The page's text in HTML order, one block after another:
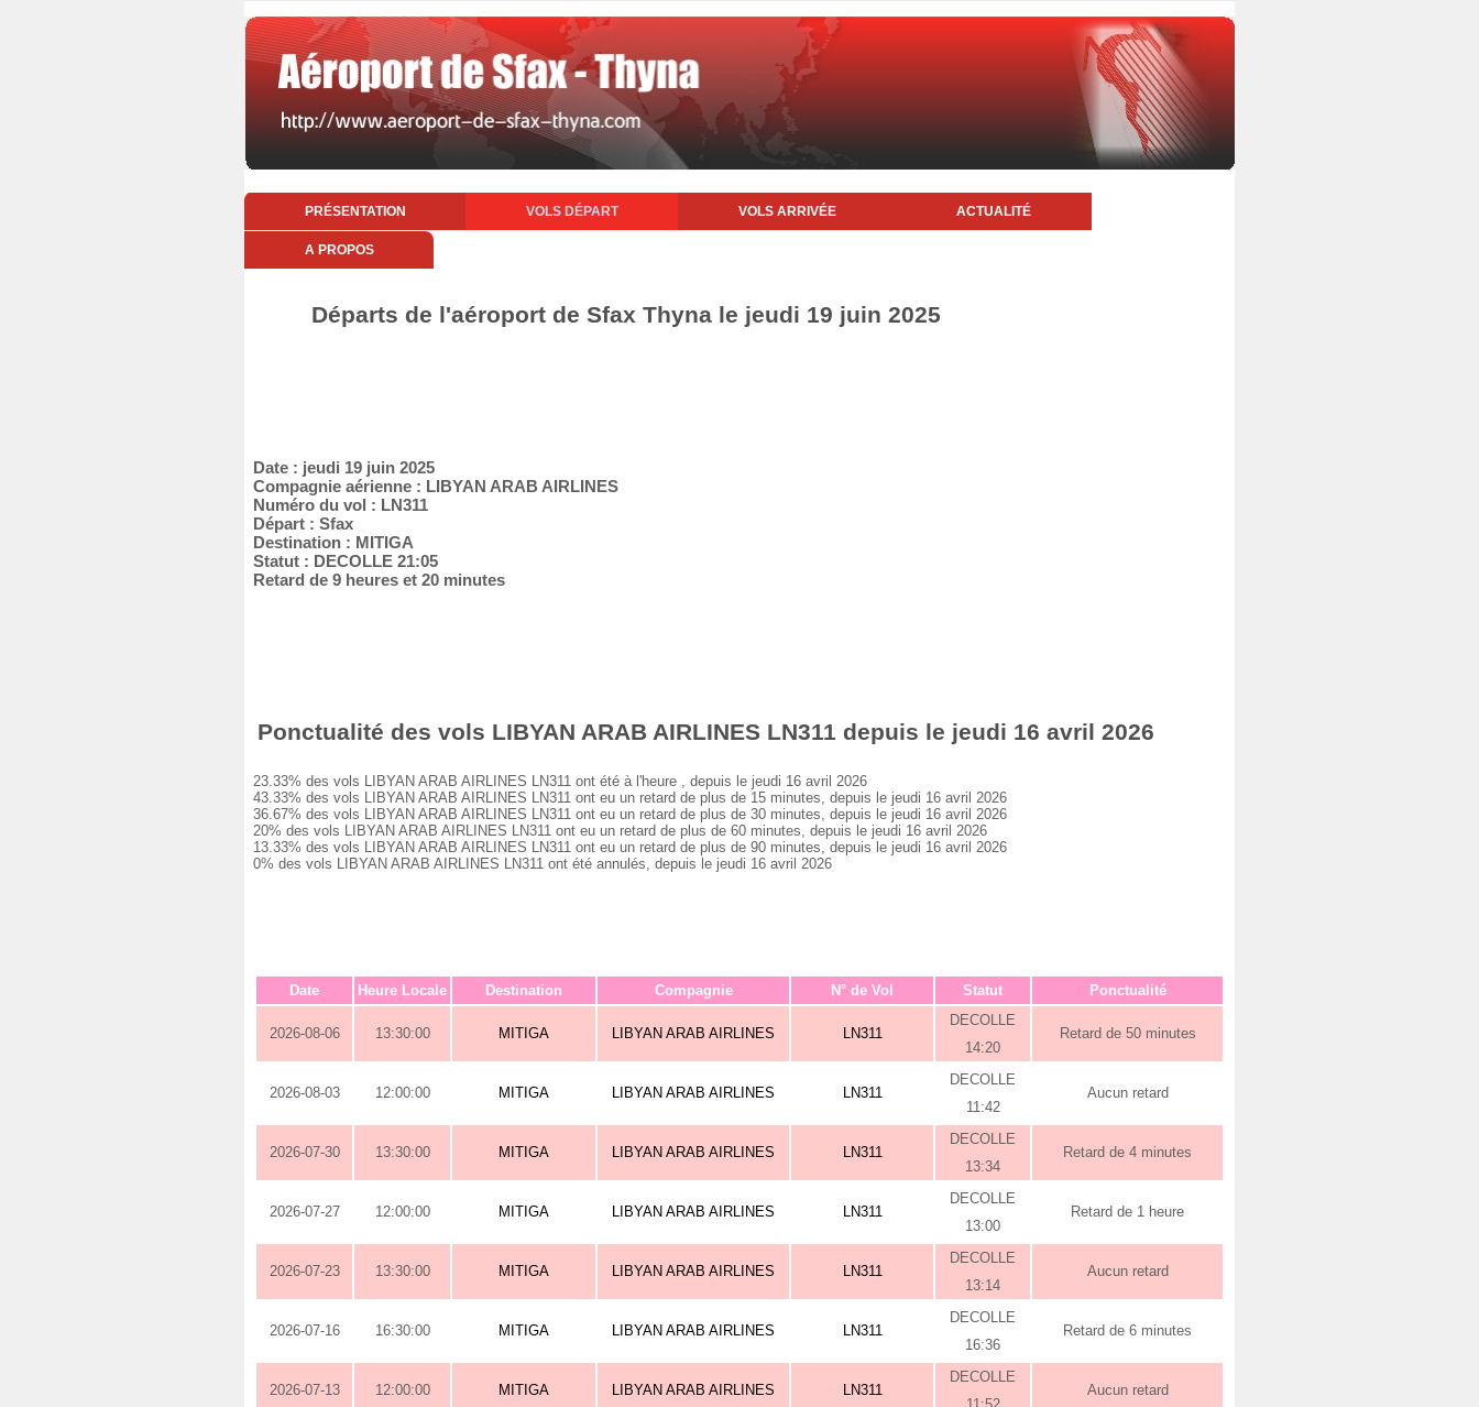
PRÉSENTATION VOLS DÉPART VOLS ARRIVÉE ACTUALITÉ
A PROPOS
Départs de l'aéroport de Sfax Thyna le jeudi 19 juin 2025
Date : jeudi 19 juin 2025
Compagnie aérienne : LIBYAN ARAB AIRLINES
Numéro du vol : LN311
Départ : Sfax
Destination : MITIGA
Statut : DECOLLE 21:05
Retard de 9 heures et 20 minutes
Ponctualité des vols LIBYAN ARAB AIRLINES LN311 depuis le jeudi 16 avril 2026
23.33% des vols LIBYAN ARAB AIRLINES LN311 ont été à l'heure , depuis le jeudi 16 avril 2026
43.33% des vols LIBYAN ARAB AIRLINES LN311 ont eu un retard de plus de 15 minutes, depuis le jeudi 16 avril 2026
36.67% des vols LIBYAN ARAB AIRLINES LN311 ont eu un retard de plus de 30 minutes, depuis le jeudi 16 avril 2026
20% des vols LIBYAN ARAB AIRLINES LN311 ont eu un retard de plus de 60 minutes, depuis le jeudi 16 avril 2026
13.33% des vols LIBYAN ARAB AIRLINES LN311 ont eu un retard de plus de 90 minutes, depuis le jeudi 16 avril 2026
0% des vols LIBYAN ARAB AIRLINES LN311 ont été annulés, depuis le jeudi 16 avril 2026
Date Heure Locale Destination Compagnie N° de Vol Statut Ponctualité
2026-08-06 13:30:00 MITIGA LIBYAN ARAB AIRLINES LN311
DECOLLE
14:20
Retard de 50 minutes
2026-08-03 12:00:00 MITIGA LIBYAN ARAB AIRLINES LN311
DECOLLE
11:42
Aucun retard
2026-07-30 13:30:00 MITIGA LIBYAN ARAB AIRLINES LN311
DECOLLE
13:34
Retard de 4 minutes
2026-07-27 12:00:00 MITIGA LIBYAN ARAB AIRLINES LN311
DECOLLE
13:00
Retard de 1 heure
2026-07-23 13:30:00 MITIGA LIBYAN ARAB AIRLINES LN311
DECOLLE
13:14
Aucun retard
2026-07-16 16:30:00 MITIGA LIBYAN ARAB AIRLINES LN311
DECOLLE
16:36
Retard de 6 minutes
2026-07-13 12:00:00 MITIGA LIBYAN ARAB AIRLINES LN311
DECOLLE
Aucun retard